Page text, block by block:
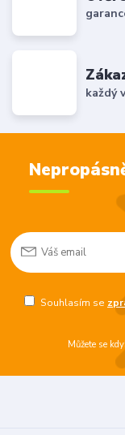
každý
Souhlasím se
Můžete se